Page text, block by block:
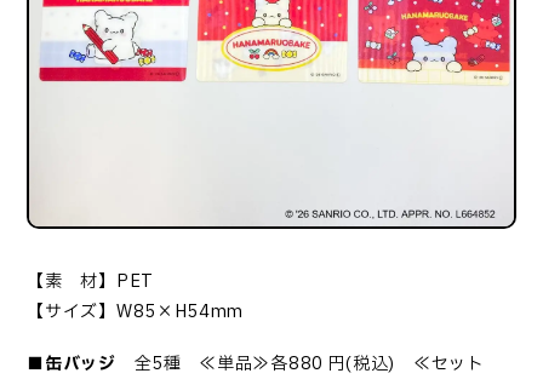
【素 材】PET
【サイズ】W85×H54mm
■缶バッジ 全5種 ≪単品≫各880 円(税込) ≪セット